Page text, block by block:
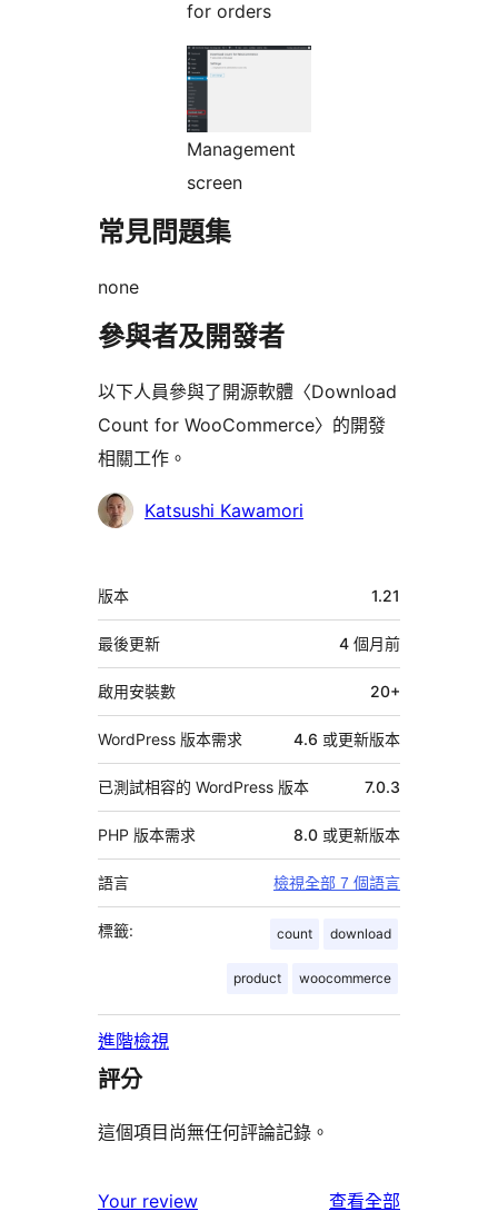
for orders
Management
screen
常見問題集
none
參與者及開發者
以下人員參與了開源軟體〈Download
Count for WooCommerce〉的開發
相關工作。
參
Katsushi Kawamori
中
繼
資
料
版本 1.21
最後更新 4 個月前
啟用安裝數 20+
WordPress 版本需求 4.6 或更新版本
已測試相容的 WordPress 版本 7.0.3
PHP 版本需求 8.0 或更新版本
語言 檢視全部 7 個語言
標籤: count download
product woocommerce
進階檢視
評分
這個項目尚無任何評論記錄。
Your review 查看全部